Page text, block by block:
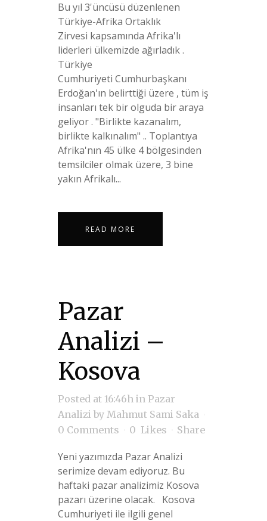
Bu yıl 3'üncüsü düzenlenen
Türkiye-Afrika Ortaklık
Zirvesi kapsamında Afrika'lı
liderleri ülkemizde ağırladık .
Türkiye
Cumhuriyeti Cumhurbaşkanı
Erdoğan'ın belirttiği üzere , tüm iş
insanları tek bir olguda bir araya
geliyor . "Birlikte kazanalım,
birlikte kalkınalım" .. Toplantıya
Afrika'nın 45 ülke 4 bölgesinden
temsilciler olmak üzere, 3 bine
yakın Afrikalı...
READ MORE
Pazar
Analizi –
Kosova
Posted at 16:46h in Pazar
Analizi by Mahmut Sami Saka
0 Comments
0 Likes Share
Yeni yazımızda Pazar Analizi
serimize devam ediyoruz. Bu
haftaki pazar analizimiz Kosova
pazarı üzerine olacak. Kosova
Cumhuriyeti ile ilgili genel